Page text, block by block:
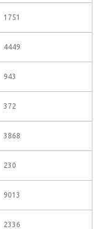
1751
4449
943
372
3868
230
9013
2336